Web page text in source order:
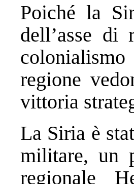
Poiché la
dell’asse di
regione
vittoria
La Siria è
militare, un
regionale